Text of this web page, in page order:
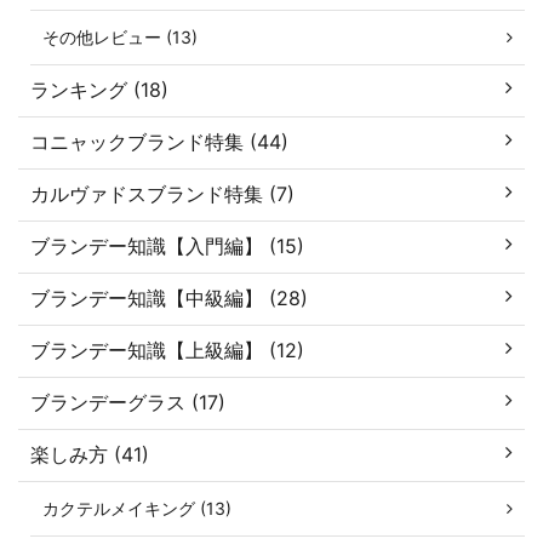
その他レビュー (13)
ランキング (18)
コニャックブランド特集 (44)
カルヴァドスブランド特集 (7)
ブランデー知識【入門編】 (15)
ブランデー知識【中級編】 (28)
ブランデー知識【上級編】 (12)
ブランデーグラス (17)
楽しみ方 (41)
カクテルメイキング (13)